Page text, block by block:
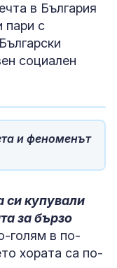
в България
пари с
социален
и феноменът
си купували
за бързо
голям в по-
хората са по-